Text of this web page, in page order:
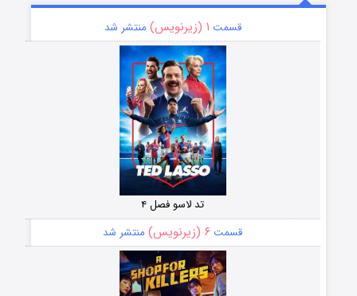
قسمت ۱ (زیرنویس) منتشر شد
تد لاسو فصل ۴
قسمت ۶ (زیرنویس) منتشر شد